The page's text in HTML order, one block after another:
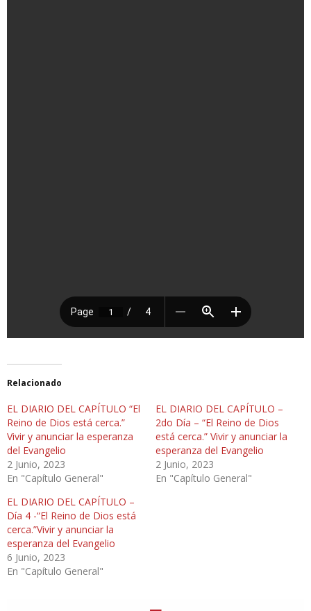
Relacionado
EL DIARIO DEL CAPÍTULO “El
Reino de Dios está cerca.”
Vivir y anunciar la esperanza
del Evangelio
2 Junio, 2023
En "Capítulo General"
EL DIARIO DEL CAPÍTULO –
2do Día – “El Reino de Dios
está cerca.” Vivir y anunciar la
esperanza del Evangelio
2 Junio, 2023
En "Capítulo General"
EL DIARIO DEL CAPÍTULO –
Día 4 -“El Reino de Dios está
cerca.”Vivir y anunciar la
esperanza del Evangelio
6 Junio, 2023
En "Capítulo General"